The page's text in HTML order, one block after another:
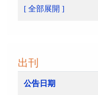
[ 全部展開 ]
出刊
公告日期